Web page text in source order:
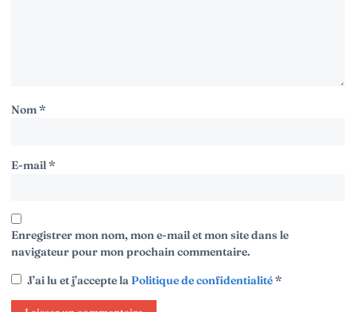
Nom*
E-mail*
Enregistrer mon nom, mon e-mail et mon site dans le
navigateur pour mon prochain commentaire.
J’ai lu et j’accepte laPolitique de confidentialité*